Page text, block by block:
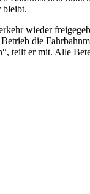
bleibt.
wieder
die
teilt er mit. Alle